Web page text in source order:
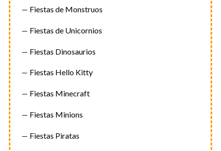
Fiestas de Monstruos
Fiestas de Unicornios
Fiestas Dinosaurios
Fiestas Hello Kitty
Fiestas Minecraft
Fiestas Minions
Fiestas Piratas